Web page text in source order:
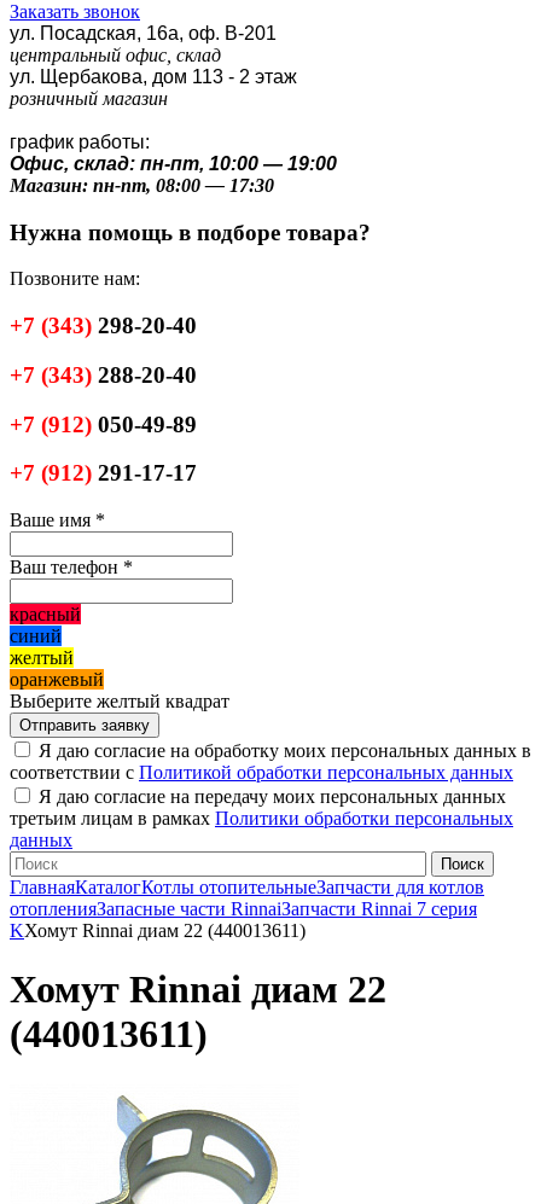
Заказать звонок
ул. Посадская, 16а, оф. В-201
центральный офис, склад
ул. Щербакова, дом 113 - 2 этаж
розничный магазин
график работы:
Офис, склад: пн-пт, 10:00 — 19:00
Магазин: пн-пт, 08:00 — 17:30
Нужна помощь в подборе товара?
Позвоните нам:
+7 (343) 298-20-40
+7 (343) 288-20-40
+7 (912) 050-49-89
+7 (912) 291-17-17
Ваше имя *
Ваш телефон *
красный
синий
желтый
оранжевый
Выберите желтый квадрат
Я даю согласие на обработку моих персональных данных в
соответствии с Политикой обработки персональных данных
Я даю согласие на передачу моих персональных данных
третьим лицам в рамках Политики обработки персональных
данных
ГлавнаяКаталогКотлы отопительныеЗапчасти для котлов
отопленияЗапасные части RinnaiЗапчасти Rinnai 7 серия
KХомут Rinnai диам 22 (440013611)
Хомут Rinnai диам 22
(440013611)